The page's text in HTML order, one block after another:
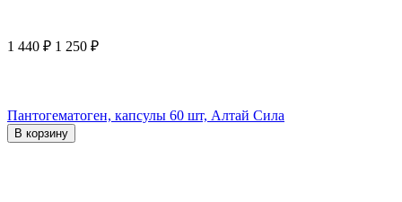
1 440 ₽ 1 250 ₽
Пантогематоген, капсулы 60 шт, Алтай Сила
В корзину